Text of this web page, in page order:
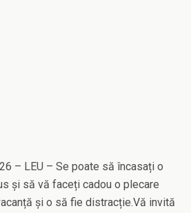
– LEU – Se poate să încasați o
și să vă faceți cadou o plecare
și o să fie distracție.Vă invită